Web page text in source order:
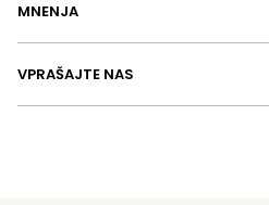
MNENJA
VPRAŠAJTE NAS